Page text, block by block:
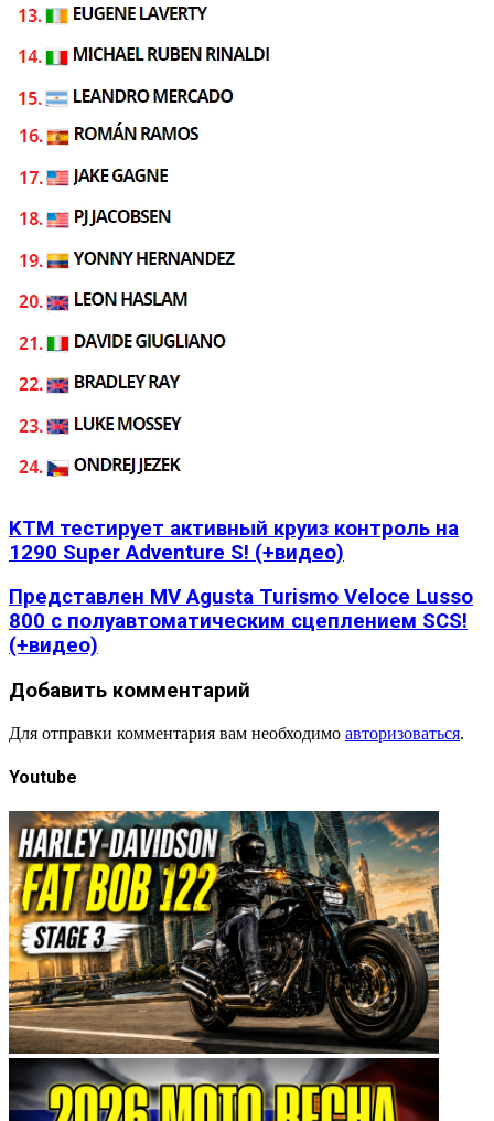
KTM тестирует активный круиз контроль на
1290 Super Adventure S! (+видео)
Представлен MV Agusta Turismo Veloce Lusso
800 с полуавтоматическим сцеплением SCS!
(+видео)
Добавить комментарий
Для отправки комментария вам необходимо авторизоваться.
Youtube